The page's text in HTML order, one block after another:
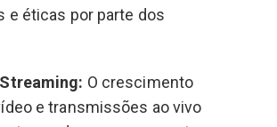
e éticas por parte dos
O crescimento
e transmissões ao vivo